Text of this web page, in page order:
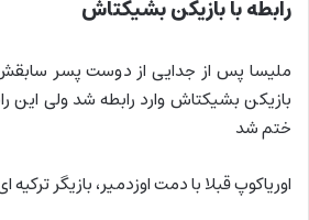
رابطه با بازیکن بشیکتاش
ملیسا پس از جدایی از دوست پسر سابقش
‌بازیکن بشیکتاش وارد رابطه شد ولی این
ختم شد
اوریاکوپ قبلا با دمت اوزدمیر، بازیگر